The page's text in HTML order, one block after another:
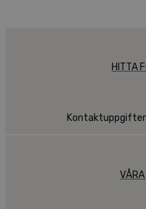
HITTA
VÅRA